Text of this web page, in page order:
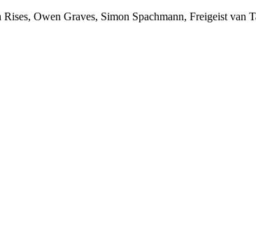
Owen Graves, Simon Spachmann, Freigeist van